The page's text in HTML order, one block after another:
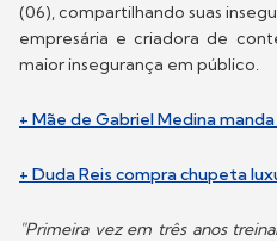
(06), compartilhando suas
empresária e criadora de
maior insegurança em público.
+ Mãe de Gabriel Medina
+ Duda Reis compra chupeta
"Primeira vez em três anos